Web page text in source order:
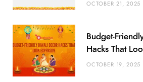
OCTOBER 21, 2025
Budget-
Hacks That
OCTOBER 19, 2025